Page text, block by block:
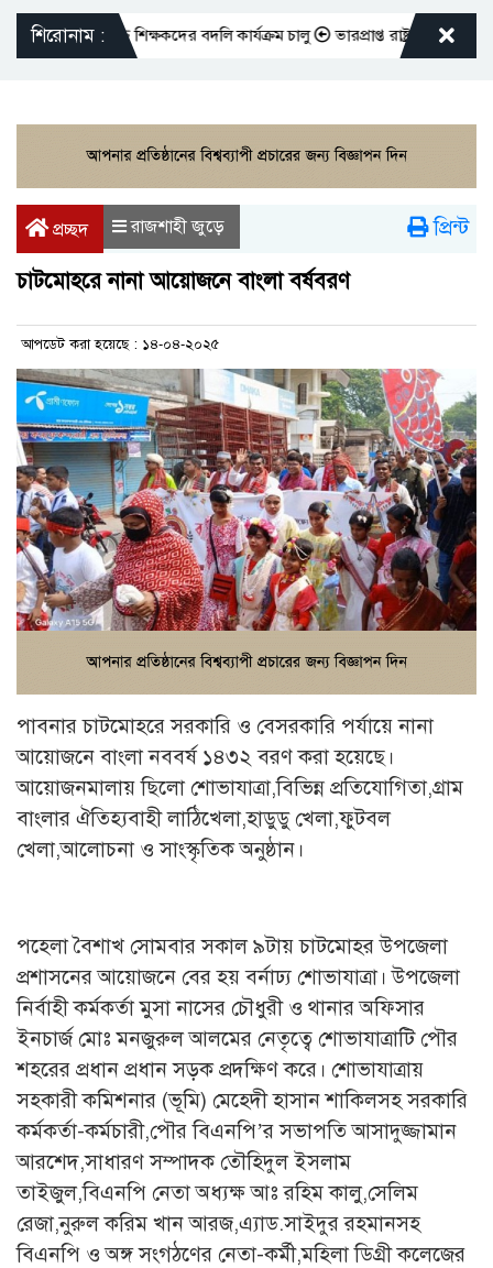
শিরোনাম :
এমপিওভুক্ত শিক্ষকদের বদলি কার্যক্রম চালু ভারপ্রাপ্ত রাষ্ট্রপতিকে শুভেচ্ছা
প্রচ্ছদ রাজশাহী জুড়ে প্রিন্ট
চাটমোহরে নানা আয়োজনে বাংলা বর্ষবরণ
আপডেট করা হয়েছে : ১৪-০৪-২০২৫
পাবনার চাটমোহরে সরকারি ও বেসরকারি পর্যায়ে নানা
আয়োজনে বাংলা নববর্ষ ১৪৩২ বরণ করা হয়েছে।
আয়োজনমালায় ছিলো শোভাযাত্রা,বিভিন্ন প্রতিযোগিতা,গ্রাম
বাংলার ঐতিহ্যবাহী লাঠিখেলা,হাডুডু খেলা,ফুটবল
খেলা,আলোচনা ও সাংস্কৃতিক অনুষ্ঠান।
পহেলা বৈশাখ সোমবার সকাল ৯টায় চাটমোহর উপজেলা
প্রশাসনের আয়োজনে বের হয় বর্নাঢ্য শোভাযাত্রা। উপজেলা
নির্বাহী কর্মকর্তা মুসা নাসের চৌধুরী ও থানার অফিসার
ইনচার্জ মোঃ মনজুরুল আলমের নেতৃত্বে শোভাযাত্রাটি পৌর
শহরের প্রধান প্রধান সড়ক প্রদক্ষিণ করে। শোভাযাত্রায়
সহকারী কমিশনার (ভূমি) মেহেদী হাসান শাকিলসহ সরকারি
কর্মকর্তা-কর্মচারী,পৌর বিএনপি’র সভাপতি আসাদুজ্জামান
আরশেদ,সাধারণ সম্পাদক তৌহিদুল ইসলাম
তাইজুল,বিএনপি নেতা অধ্যক্ষ আঃ রহিম কালু,সেলিম
রেজা,নুরুল করিম খান আরজ,এ্যাড.সাইদুর রহমানসহ
বিএনপি ও অঙ্গ সংগঠণের নেতা-কর্মী,মহিলা ডিগ্রী কলেজের